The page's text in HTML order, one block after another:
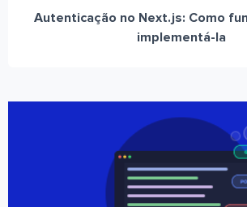
Autenticação no Next.js: Como
implementá-la